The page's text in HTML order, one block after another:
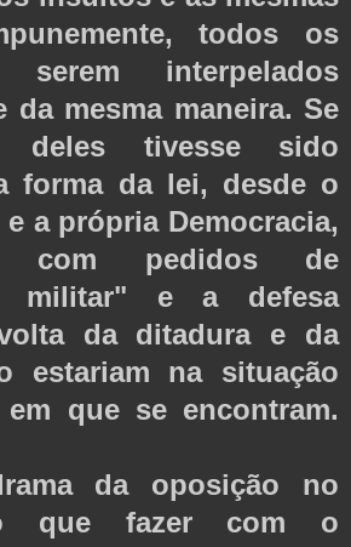
todos os
interpelados
da mesma maneira. Se
deles tivesse sido
forma da lei, desde o
a própria Democracia,
com pedidos de
militar" e a defesa
da ditadura e da
estariam na situação
que se encontram.
da oposição no
que fazer com o